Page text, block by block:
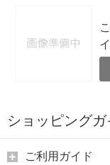
ショッピングガ
ご利用ガイド